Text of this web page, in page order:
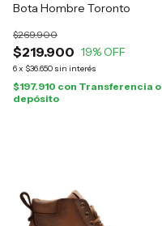
Bota Hombre Toronto
$219.900
$269.900
19% OFF
6x $36.650 sin interés
$197.910 con Transferencia o
depósito